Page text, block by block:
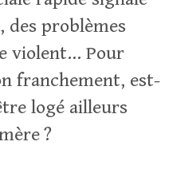
des problèmes
violent… Pour
franchement, est-
logé ailleurs
?